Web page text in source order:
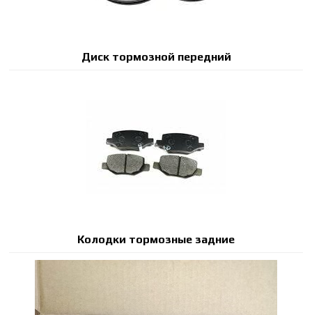
Диск тормозной передний
Колодки тормозные задние